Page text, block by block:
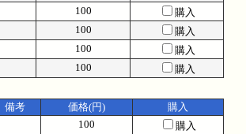
100
購入
100
購入
100
購入
100 購入
備考 価格(円)
購入
100
購入